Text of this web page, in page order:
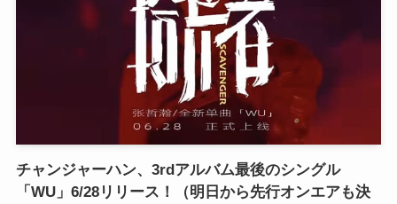
チャンジャーハン、3rdアルバム最後のシングル
「WU」6/28リリース！（明日から先行オンエアも決